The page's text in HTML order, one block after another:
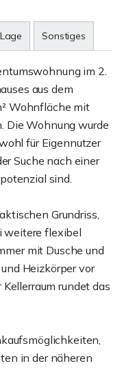
Lage Sonstiges
im 2.
aus dem
Wohnfläche mit
Die Wohnung wurde
für Eigennutzer
Suche nach einer
sind.
Grundriss,
weitere flexibel
mit Dusche und
Heizkörper vor
rundet das
in der näheren